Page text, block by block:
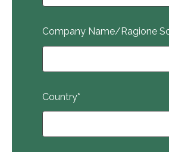
Company Name/Ragione
Country*